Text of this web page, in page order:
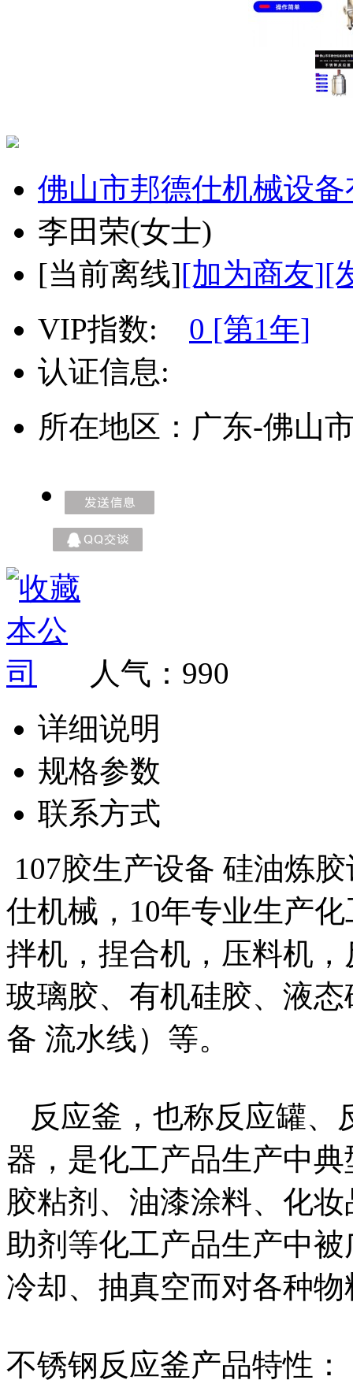
佛山市邦德仕机械设
李田荣(女士)
[当前离线][加为商友][
VIP指数: 0 [第1年]
认证信息:
所在地区：广东-佛山
人气： 990
详细说明
规格参数
联系方式
107胶生产设备 硅油炼
仕机械，10年专业生产
拌机，捏合机，压料机
玻璃胶、有机硅胶、液
备 流水线）等。
反应釜，也称反应罐、
器，是化工产品生产中
胶粘剂、油漆涂料、化
助剂等化工产品生产中
冷却、抽真空而对各种
不锈钢反应釜产品特性：